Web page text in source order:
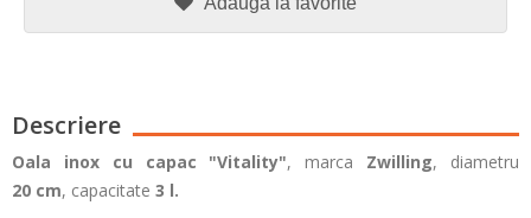
Descriere
Oala inox cu capac "Vitality", marca Zwilling, diametru
20 cm, capacitate 3 l.